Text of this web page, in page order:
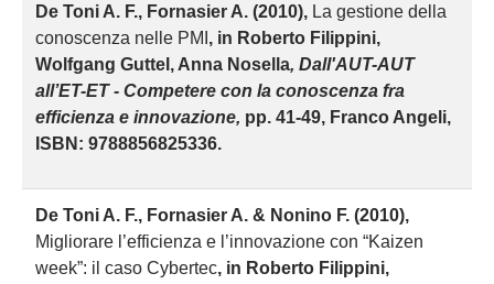
De Toni A. F., Fornasier A. (2010), La gestione della
conoscenza nelle PMI , in Roberto Filippini,
Wolfgang Guttel, Anna Nosella, Dall'AUT-AUT
all’ET-ET - Competere con la conoscenza fra
efficienza e innovazione, pp. 41-49, Franco Angeli,
ISBN: 9788856825336.
De Toni A. F., Fornasier A. & Nonino F. (2010),
Migliorare l’efficienza e l’innovazione con “Kaizen
week”: il caso Cybertec, in Roberto Filippini,